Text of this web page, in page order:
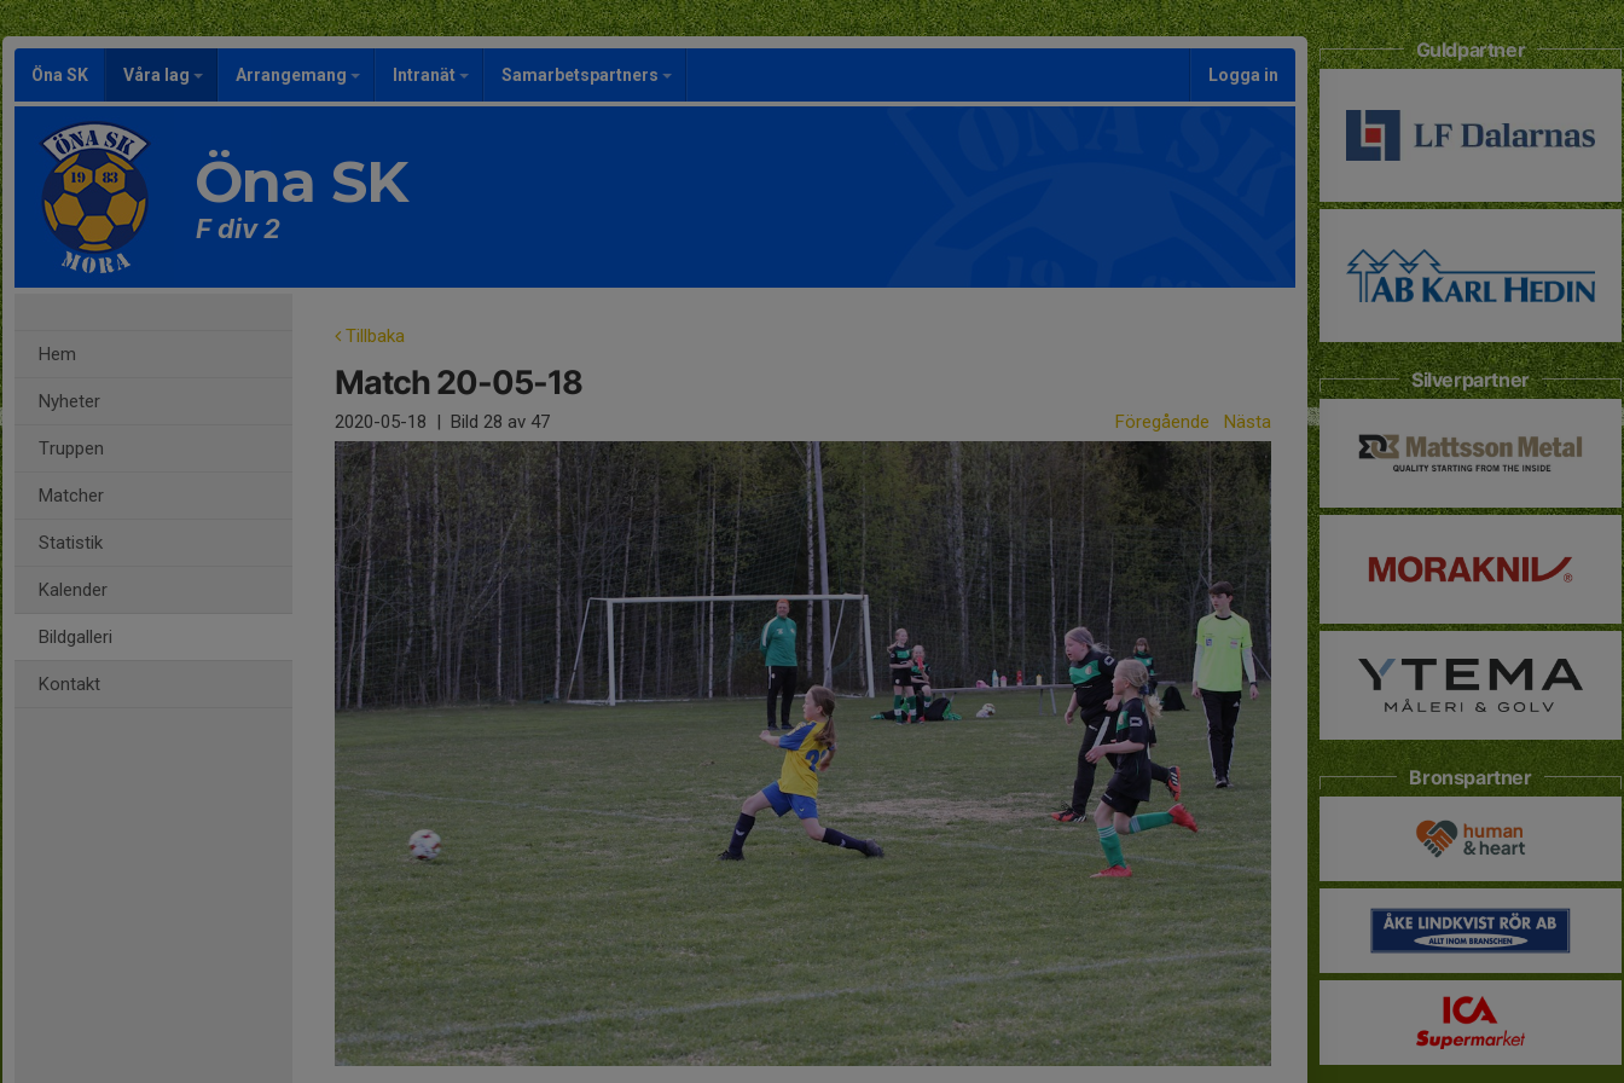
Öna SK Våra lag Arrangemang Intranät Samarbetspartners Logga in
Öna SK
F div 2
Hem
Nyheter
Truppen
Matcher
Statistik
Kalender
Bildgalleri
Kontakt
Tillbaka
Match 20-05-18
2020-05-18 | Bild 28 av 47 Föregående Nästa
Guldpartner
Silverpartner
Bronspartner